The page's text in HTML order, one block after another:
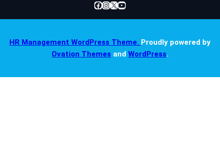
Facebook InstagramX YouTube
HR Management WordPress Theme. Proudly powered by
Ovation Themes and WordPress.